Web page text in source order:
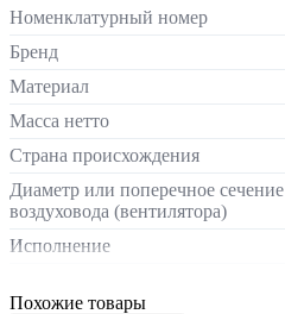
Номенклатурный номер
Бренд
Материал
Масса нетто
Страна происхождения
Диаметр или поперечное сечение
воздуховода (вентилятора)
Исполнение
Похожие товары